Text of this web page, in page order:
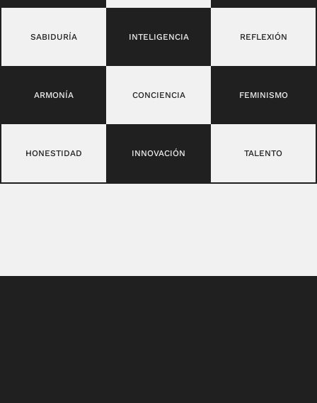
SABIDURÍA INTELIGENCIA REFLEXIÓN
ARMONÍA CONCIENCIA FEMINISMO
HONESTIDAD INNOVACIÓN TALENTO